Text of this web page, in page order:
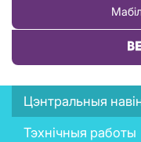
News
menu
Цэнтральныя
Тэхнічныя работы